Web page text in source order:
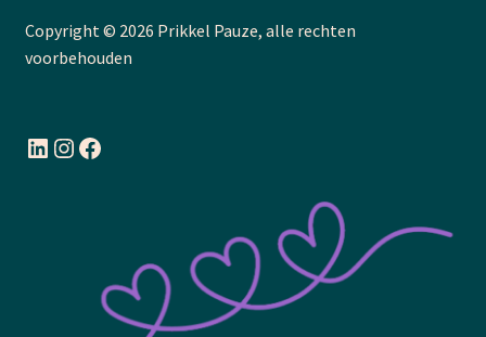
Copyright © 2026 Prikkel Pauze, alle rechten
voorbehouden
LinkedIn
Instagram
Facebook